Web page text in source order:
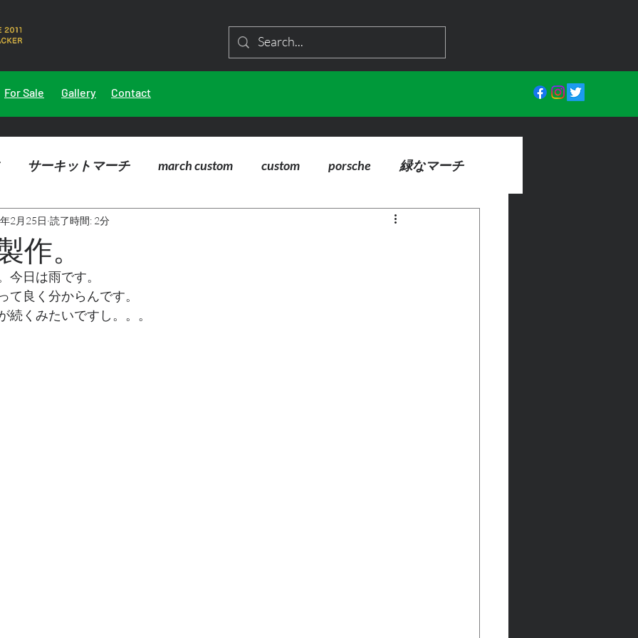
For Sale Gallery Contact
サーキットマーチ march custom custom porsche 緑なマーチ
作。
2月25日 読了時間: 2分
今日は雨です。
て良く分からんです。
続くみたいですし。。。